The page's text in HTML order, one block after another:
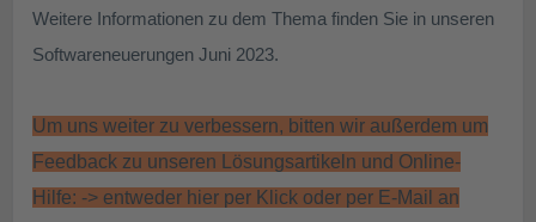
Weitere Informationen zu dem Thema finden Sie in unseren
Softwareneuerungen Juni 2023.
Um uns weiter zu verbessern, bitten wir außerdem um
Feedback zu unseren Lösungsartikeln und Online-
Hilfe: -> entweder hier per Klick oder per E-Mail an